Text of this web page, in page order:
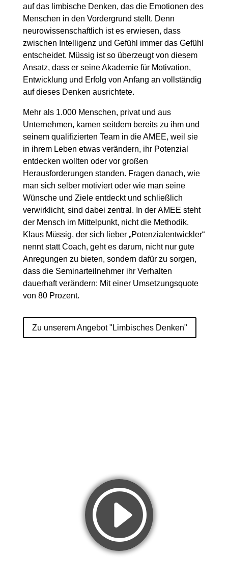
auf das limbische Denken, das die Emotionen des
Menschen in den Vordergrund stellt. Denn
neurowissenschaftlich ist es erwiesen, dass
zwischen Intelligenz und Gefühl immer das Gefühl
entscheidet. Müssig ist so überzeugt von diesem
Ansatz, dass er seine Akademie für Motivation,
Entwicklung und Erfolg von Anfang an vollständig
auf dieses Denken ausrichtete.
Mehr als 1.000 Menschen, privat und aus
Unternehmen, kamen seitdem bereits zu ihm und
seinem qualifizierten Team in die AMEE, weil sie
in ihrem Leben etwas verändern, ihr Potenzial
entdecken wollten oder vor großen
Herausforderungen standen. Fragen danach, wie
man sich selber motiviert oder wie man seine
Wünsche und Ziele entdeckt und schließlich
verwirklicht, sind dabei zentral. In der AMEE steht
der Mensch im Mittelpunkt, nicht die Methodik.
Klaus Müssig, der sich lieber „Potenzialentwickler“
nennt statt Coach, geht es darum, nicht nur gute
Anregungen zu bieten, sondern dafür zu sorgen,
dass die Seminarteilnehmer ihr Verhalten
dauerhaft verändern: Mit einer Umsetzungsquote
von 80 Prozent.
Zu unserem Angebot "Limbisches Denken"